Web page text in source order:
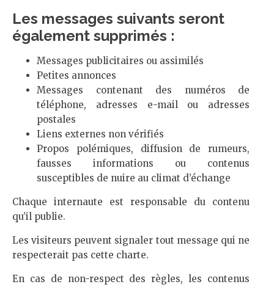
Les messages suivants seront
également supprimés :
Messages publicitaires ou assimilés
Petites annonces
Messages contenant des numéros de
téléphone, adresses e-mail ou adresses
postales
Liens externes non vérifiés
Propos polémiques, diffusion de rumeurs,
fausses informations ou contenus
susceptibles de nuire au climat d’échange
Chaque internaute est responsable du contenu
qu’il publie.
Les visiteurs peuvent signaler tout message qui ne
respecterait pas cette charte.
En cas de non-respect des règles, les contenus